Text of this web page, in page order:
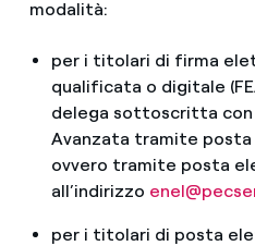
modalità:
per i titolari di firma
qualificata o digitale
delega sottoscritta con
Avanzata tramite
ovvero tramite posta
all’indirizzo
per i titolari di posta